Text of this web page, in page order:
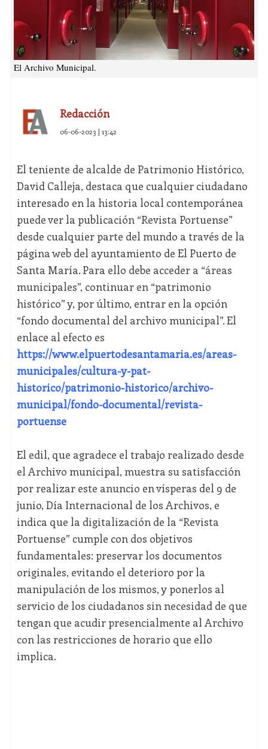
El Archivo Municipal.
Redacción
06-06-2023 | 13:42
El teniente de alcalde de Patrimonio Histórico,
David Calleja, destaca que cualquier ciudadano
interesado en la historia local contemporánea
puede ver la publicación “Revista Portuense”
desde cualquier parte del mundo a través de la
página web del ayuntamiento de El Puerto de
Santa María. Para ello debe acceder a “áreas
municipales”, continuar en “patrimonio
histórico” y, por último, entrar en la opción
“fondo documental del archivo municipal”. El
enlace al efecto es
https://www.elpuertodesantamaria.es/areas-
municipales/cultura-y-pat-
historico/patrimonio-historico/archivo-
municipal/fondo-documental/revista-
portuense
El edil, que agradece el trabajo realizado desde
el Archivo municipal, muestra su satisfacción
por realizar este anuncio en vísperas del 9 de
junio, Día Internacional de los Archivos, e
indica que la digitalización de la “Revista
Portuense” cumple con dos objetivos
fundamentales: preservar los documentos
originales, evitando el deterioro por la
manipulación de los mismos, y ponerlos al
servicio de los ciudadanos sin necesidad de que
tengan que acudir presencialmente al Archivo
con las restricciones de horario que ello
implica.